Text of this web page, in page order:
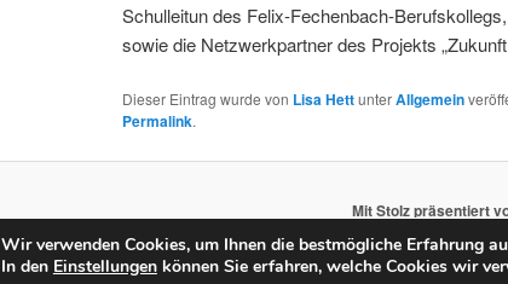
Schulleitun des Felix-Fechenbach-
sowie die Netzwerkpartner des Projekts
Dieser Eintrag wurde von Lisa HettunterAllgemein
Permalink.
Mit Stolz präsentiert
Wir verwenden Cookies, um Ihnen die bestmögliche Erfahrung
In den Einstellungenkönnen Sie erfahren, welche Cookies wir